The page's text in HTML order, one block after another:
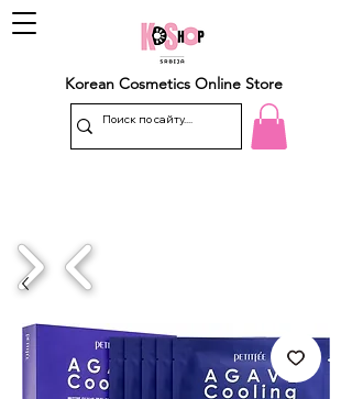
Korean Cosmetics Online Store